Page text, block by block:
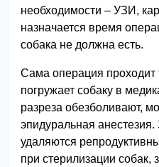
необходимости – УЗИ,
назначается время
собака не должна есть.
Сама операция проходит
погружает собаку в
разреза обезболивают,
эпидуральная анестезия.
удаляются
при стерилизации собак,